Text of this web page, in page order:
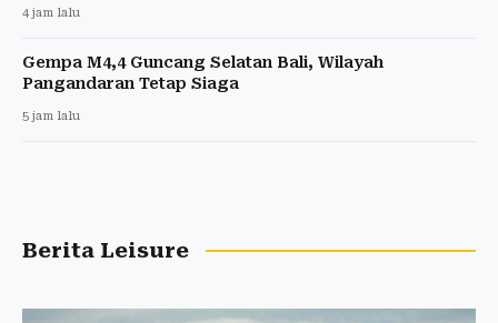
4 jam lalu
Gempa M4,4 Guncang Selatan Bali, Wilayah
Pangandaran Tetap Siaga
5 jam lalu
Berita Leisure